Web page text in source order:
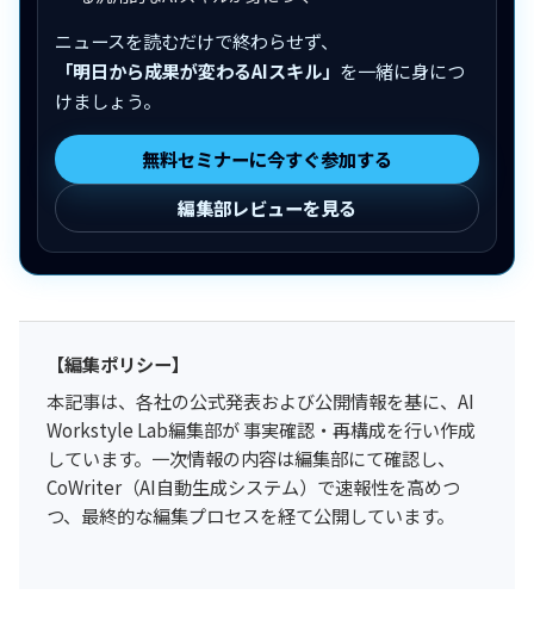
ニュースを読むだけで終わらせず、
「明日から成果が変わるAIスキル」 を一緒に身につ
けましょう。
無料セミナーに今すぐ参加する
編集部レビューを見る
【編集ポリシー】
本記事は、各社の公式発表および公開情報を基に、AI
Workstyle Lab編集部が 事実確認・再構成を行い作成
しています。一次情報の内容は編集部にて確認し、
CoWriter（AI自動生成システム）で速報性を高めつ
つ、最終的な編集プロセスを経て公開しています。